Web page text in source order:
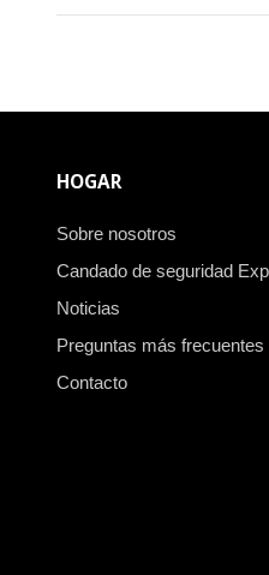
HOGAR
Sobre nosotros
Candado de seguridad
Noticias
Preguntas más frecuentes
Contacto